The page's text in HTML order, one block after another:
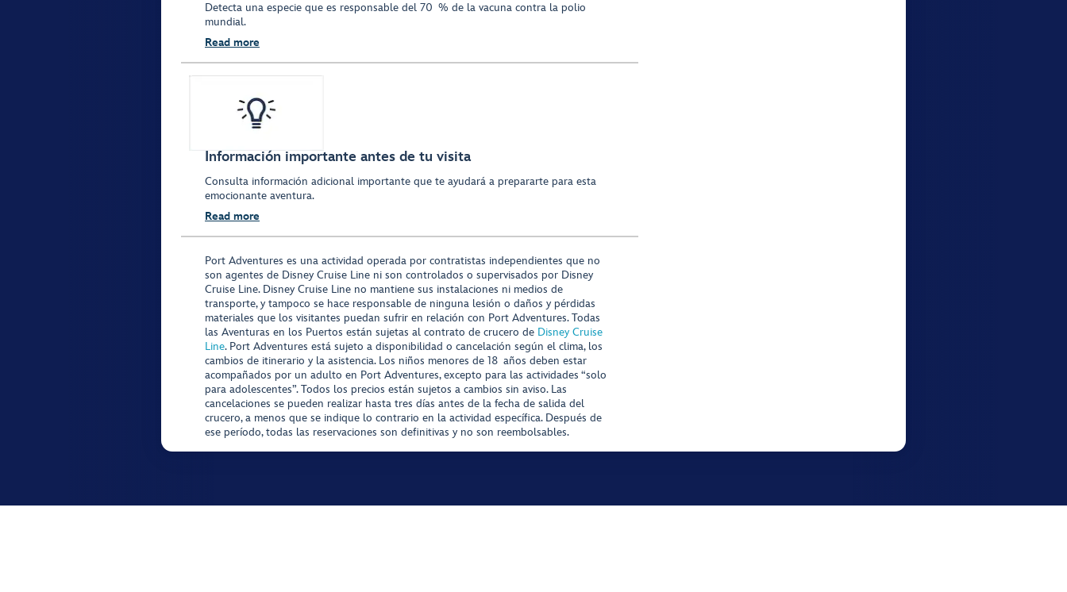
Detecta una especie que es responsable del 70 % de la vacuna contra la polio
mundial.
Read more
Información importante antes de tu visita
Consulta información adicional importante que te ayudará a prepararte para esta
emocionante aventura.
Read more
Port Adventures es una actividad operada por contratistas independientes que no
son agentes de Disney Cruise Line ni son controlados o supervisados por Disney
Cruise Line. Disney Cruise Line no mantiene sus instalaciones ni medios de
transporte, y tampoco se hace responsable de ninguna lesión o daños y pérdidas
materiales que los visitantes puedan sufrir en relación con Port Adventures. Todas
las Aventuras en los Puertos están sujetas al contrato de crucero de Disney Cruise
Line. Port Adventures está sujeto a disponibilidad o cancelación según el clima, los
cambios de itinerario y la asistencia. Los niños menores de 18 años deben estar
acompañados por un adulto en Port Adventures, excepto para las actividades “solo
para adolescentes”. Todos los precios están sujetos a cambios sin aviso. Las
cancelaciones se pueden realizar hasta tres días antes de la fecha de salida del
crucero, a menos que se indique lo contrario en la actividad específica. Después de
ese período, todas las reservaciones son definitivas y no son reembolsables.